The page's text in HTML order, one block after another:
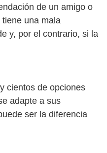
de un amigo o
una mala
y, por el contrario, si la
cientos de opciones
adapte a sus
ser la diferencia